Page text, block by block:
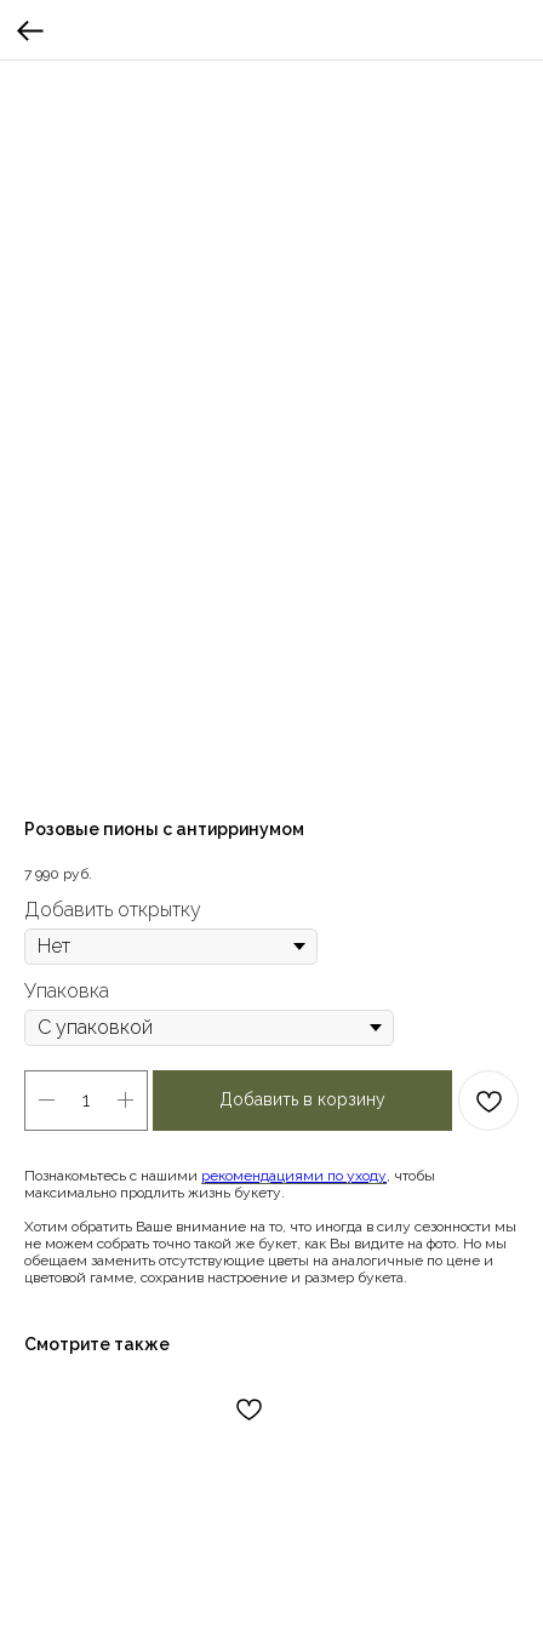
Розовые пионы с антирринумом
7 990 руб.
Добавить открытку
Упаковка
Добавить в корзину
Познакомьтесь с нашими рекомендациями по уходу , чтобы
максимально продлить жизнь букету.
Хотим обратить Ваше внимание на то, что иногда в силу сезонности мы
не можем собрать точно такой же букет, как Вы видите на фото. Но мы
обещаем заменить отсутствующие цветы на аналогичные по цене и
цветовой гамме, сохранив настроение и размер букета.
Смотрите также